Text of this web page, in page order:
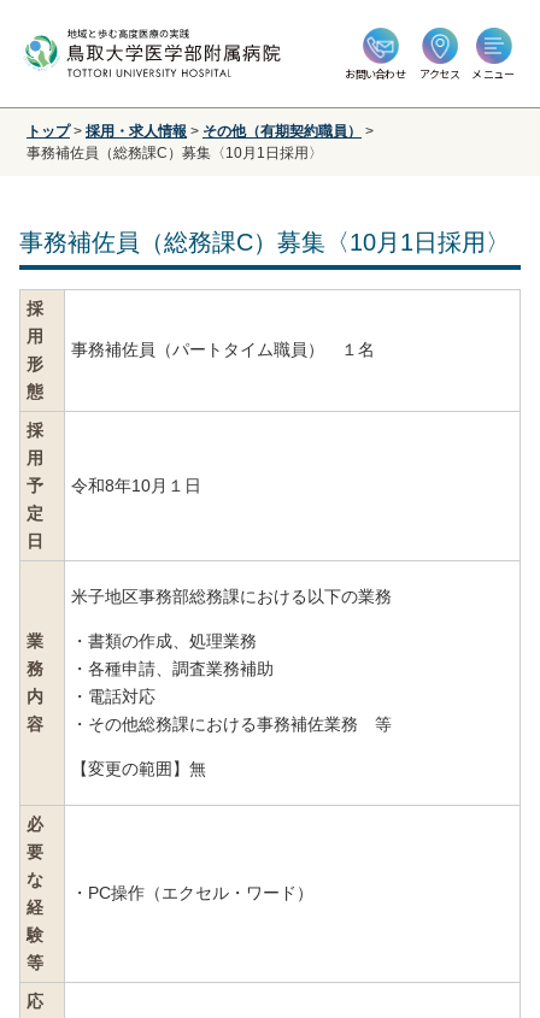
お問い合わせ アクセス メニュー
トップ > 採用・求人情報 > その他（有期契約職員）
>
事務補佐員（総務課C）募集〈10月1日採用〉
事務補佐員（総務課C）募集〈10月1日採用〉
採
用
形
態
事務補佐員（パートタイム職員） １名
採
用
予
定
日
令和8年10月１日
業
務
内
容
米子地区事務部総務課における以下の業務
・書類の作成、処理業務
・各種申請、調査業務補助
・電話対応
・その他総務課における事務補佐業務 等
【変更の範囲】無
必
要
な
経
験
等
・PC操作（エクセル・ワード）
応